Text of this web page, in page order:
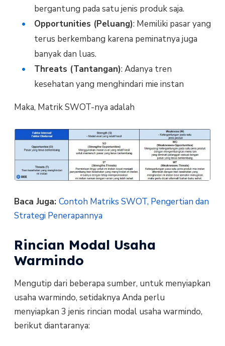
bergantung pada satu jenis produk saja.
Opportunities (Peluang): Memiliki pasar yang
terus berkembang karena peminatnya juga
banyak dan luas.
Threats (Tantangan): Adanya tren
kesehatan yang menghindari mie instan
Maka, Matrik SWOT-nya adalah
Baca Juga: Contoh Matriks SWOT, Pengertian dan
Strategi Penerapannya
Rincian Modal Usaha
Warmindo
Mengutip dari beberapa sumber, untuk menyiapkan
usaha warmindo, setidaknya Anda perlu
menyiapkan 3 jenis rincian modal usaha warmindo,
berikut diantaranya: